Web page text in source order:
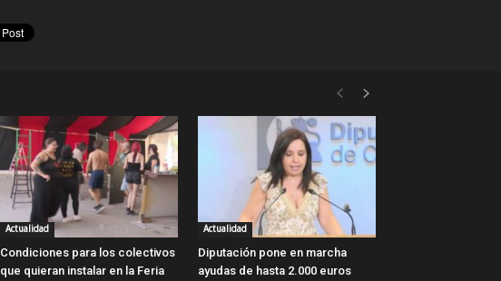
Actualidad
Condiciones para los colectivos
que quieran instalar en la Feria
Actualidad
Diputación pone en marcha
ayudas de hasta 2.000 euros